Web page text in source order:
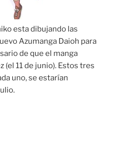
esta dibujando las
Azumanga Daioh para
de que el manga
(el 11 de junio). Estos tres
uno, se estarían